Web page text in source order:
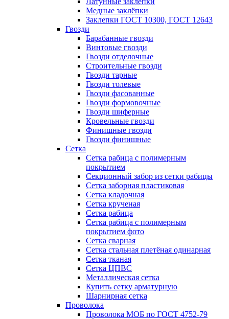
Медные заклёпки
Заклепки ГОСТ 10300, ГОСТ 12643
Гвозди
Барабанные гвозди
Винтовые гвозди
Гвозди отделочные
Строительные гвозди
Гвозди тарные
Гвозди толевые
Гвозди фасованные
Гвозди формовочные
Гвозди шиферные
Кровельные гвозди
Финишные гвозди
Гвозди финишные
Сетка
Сетка рабица с полимерным
покрытием
Секционный забор из сетки рабицы
Сетка заборная пластиковая
Сетка кладочная
Сетка крученая
Сетка рабица
Сетка рабица с полимерным
покрытием фото
Сетка сварная
Сетка стальная плетёная одинарная
Сетка тканая
Сетка ЦПВС
Металлическая сетка
Купить сетку арматурную
Шарнирная сетка
Проволока
Проволока МОБ по ГОСТ 4752-79